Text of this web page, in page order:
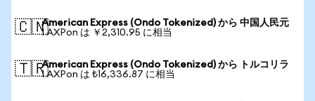
🇨🇳American Express (Ondo Tokenized) から 中国人民元
1 AXPon は ￥2,310.95 に相当
🇹🇷American Express (Ondo Tokenized) から トルコリラ
1 AXPon は ₺16,336.87 に相当